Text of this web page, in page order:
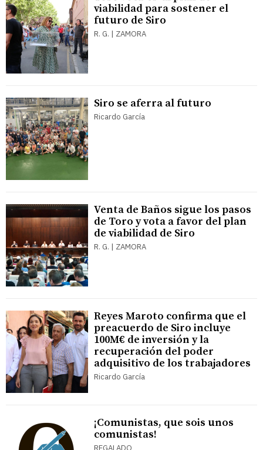
viabilidad para sostener el
futuro de Siro
R. G. | ZAMORA
Siro se aferra al futuro
Ricardo García
Venta de Baños sigue los pasos
de Toro y vota a favor del plan
de viabilidad de Siro
R. G. | ZAMORA
Reyes Maroto confirma que el
preacuerdo de Siro incluye
100M€ de inversión y la
recuperación del poder
adquisitivo de los trabajadores
Ricardo García
¡Comunistas, que sois unos
comunistas!